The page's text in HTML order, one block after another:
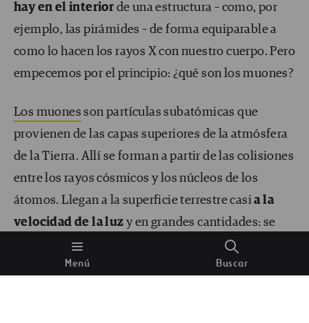
Menú Buscar
hay en el interior de una estructura – como, por
ejemplo, las pirámides – de forma equiparable a
como lo hacen los rayos X con nuestro cuerpo. Pero
empecemos por el principio: ¿qué son los muones?
Los muones son partículas subatómicas que
provienen de las capas superiores de la atmósfera
de la Tierra. Allí se forman a partir de las colisiones
entre los rayos cósmicos y los núcleos de los
átomos. Llegan a la superficie terrestre casia la
velocidad de la luz y en grandes cantidades: se
calcula que caen unos 10 000 por segundo en cada
metro cuadrado.